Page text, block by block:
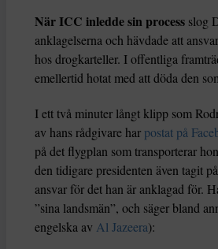
När ICC inledde sin process slog
anklagelserna och hävdade att
hos drogkarteller. I offentliga
emellertid hotat med att döda den
I ett två minuter långt klipp som
av hans rådgivare har postat på
på det flygplan som transporterar
den tidigare presidenten även tagit
ansvar för det han är anklagad för.
”sina landsmän”, och säger bland
engelska av Al Jazeera):